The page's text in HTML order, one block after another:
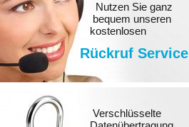
Nutzen Sie ganz
bequem unseren
kostenlosen
Rückruf Service
Verschlüsselte